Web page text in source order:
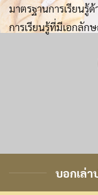
มาตรฐานการเรียนรู้
การเรียนรู้ที่มีเอกลัก
บอกเล่